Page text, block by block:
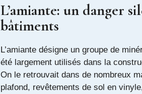
L’amiante: un danger
bâtiments
L’amiante désigne un groupe de
été largement utilisés dans la
On le retrouvait dans de nombreux
plafond, revêtements de sol en